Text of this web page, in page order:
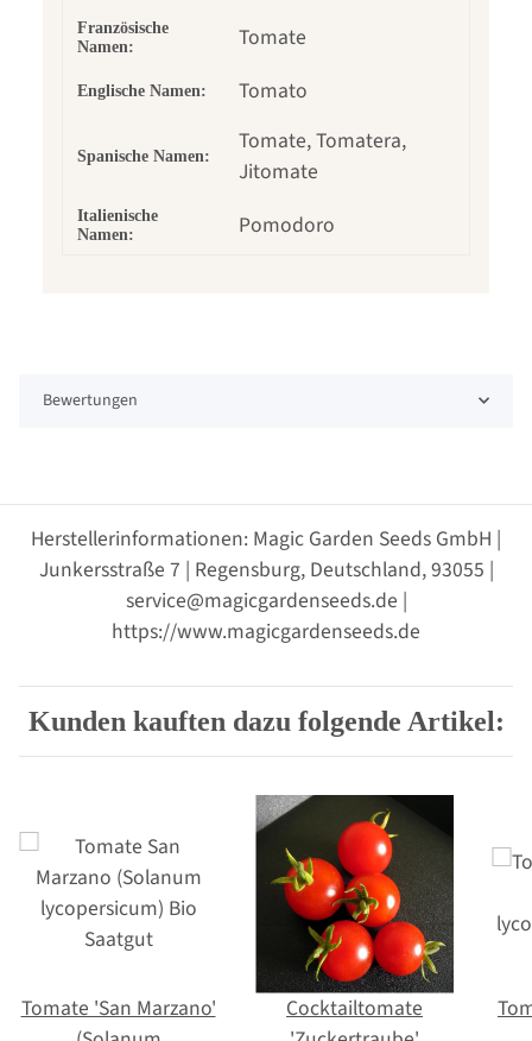
Französische
Namen:
Tomate
Englische Namen: Tomato
Spanische Namen:
Tomate, Tomatera,
Jitomate
Italienische
Namen:
Pomodoro
Bewertungen
Herstellerinformationen: Magic Garden Seeds GmbH |
Junkersstraße 7 | Regensburg, Deutschland, 93055 |
service@magicgardenseeds.de |
https://www.magicgardenseeds.de
Kunden kauften dazu folgende Artikel:
Tomate 'San Marzano'
Cocktailtomate